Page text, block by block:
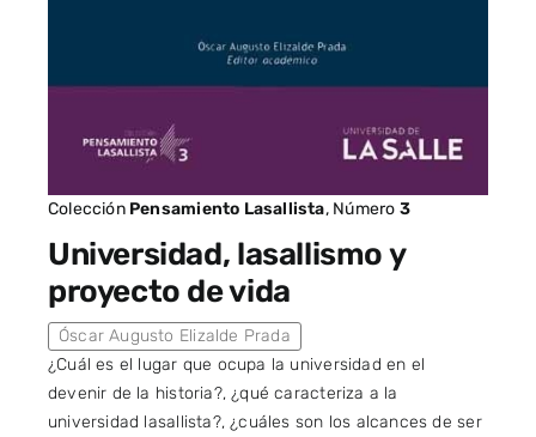
Colección Pensamiento Lasallista, Número 3
Universidad, lasallismo y
proyecto de vida
Óscar Augusto Elizalde Prada
¿Cuál es el lugar que ocupa la universidad en el
devenir de la historia?, ¿qué caracteriza a la
universidad lasallista?, ¿cuáles son los alcances de ser